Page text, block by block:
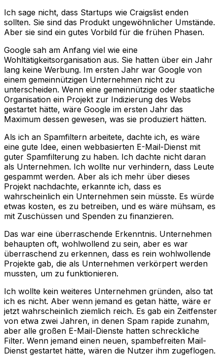
Ich sage nicht, dass Startups wie Craigslist enden
sollten. Sie sind das Produkt ungewöhnlicher Umstände.
Aber sie sind ein gutes Vorbild für die frühen Phasen.
Google sah am Anfang viel wie eine
Wohltätigkeitsorganisation aus. Sie hatten über ein Jahr
lang keine Werbung. Im ersten Jahr war Google von
einem gemeinnützigen Unternehmen nicht zu
unterscheiden. Wenn eine gemeinnützige oder staatliche
Organisation ein Projekt zur Indizierung des Webs
gestartet hätte, wäre Google im ersten Jahr das
Maximum dessen gewesen, was sie produziert hätten.
Als ich an Spamfiltern arbeitete, dachte ich, es wäre
eine gute Idee, einen webbasierten E-Mail-Dienst mit
guter Spamfilterung zu haben. Ich dachte nicht daran
als Unternehmen. Ich wollte nur verhindern, dass Leute
gespammt werden. Aber als ich mehr über dieses
Projekt nachdachte, erkannte ich, dass es
wahrscheinlich ein Unternehmen sein müsste. Es würde
etwas kosten, es zu betreiben, und es wäre mühsam, es
mit Zuschüssen und Spenden zu finanzieren.
Das war eine überraschende Erkenntnis. Unternehmen
behaupten oft, wohlwollend zu sein, aber es war
überraschend zu erkennen, dass es rein wohlwollende
Projekte gab, die als Unternehmen verkörpert werden
mussten, um zu funktionieren.
Ich wollte kein weiteres Unternehmen gründen, also tat
ich es nicht. Aber wenn jemand es getan hätte, wäre er
jetzt wahrscheinlich ziemlich reich. Es gab ein Zeitfenster
von etwa zwei Jahren, in denen Spam rapide zunahm,
aber alle großen E-Mail-Dienste hatten schreckliche
Filter. Wenn jemand einen neuen, spambefreiten Mail-
Dienst gestartet hätte, wären die Nutzer ihm zugeflogen.